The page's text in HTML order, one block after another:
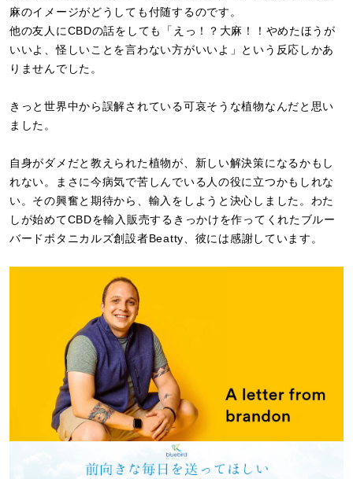
麻のイメージがどうしても付随するのです。
他の友人にCBDの話をしても「えっ！？大麻！！やめたほうが
いいよ、怪しいことを言わない方がいいよ」という反応しかあ
りませんでした。
きっと世界中から誤解されている可哀そうな植物なんだと思い
ました。
自身がダメだと教えられた植物が、新しい解決策になるかもし
れない。まさに今病気で苦しんでいる人の役に立つかもしれな
い。その興奮と期待から、輸入をしようと決心しました。わた
しが始めてCBDを輸入販売するきっかけを作ってくれたブルー
バードボタニカルズ創設者Beatty、彼には感謝しています。